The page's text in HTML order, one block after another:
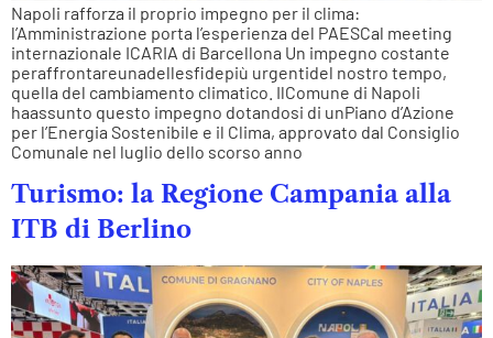
Napoli rafforza il proprio impegno per il clima:
l’Amministrazione porta l’esperienza del PAESCal meeting
internazionale ICARIA di Barcellona Un impegno costante
peraffrontareunadellesfidepiù urgentidel nostro tempo,
quella del cambiamento climatico. IlComune di Napoli
haassunto questo impegno dotandosi di unPiano d’Azione
per l’Energia Sostenibile e il Clima, approvato dal Consiglio
Comunale nel luglio dello scorso anno
Turismo: la Regione Campania alla
ITB di Berlino